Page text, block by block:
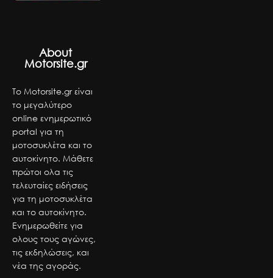
About
Motorsite.gr
Το Motorsite.gr είναι
το μεγαλύτερο
online ενημερωτικό
portal για τη
μοτοσυκλέτα και το
αυτοκίνητο. Μάθετε
πρώτοι ολα τις
τελευταίες ειδήσεις
για τη μοτοσυκλέτα
και το αυτοκίνητο.
Ενημερωθείτε για
ολους τους αγώνες,
τις εκδηλώσεις, και
νέα της αγοράς.